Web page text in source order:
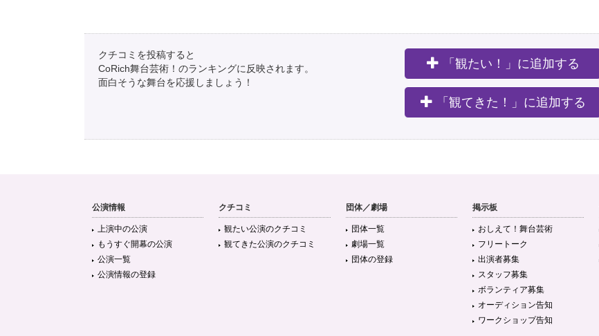
クチコミを投稿すると
CoRich舞台芸術！のランキングに反映されます。
面白そうな舞台を応援しましょう！
「観たい！」に追加する
「観てきた！」に追加する
公演情報
上演中の公演
もうすぐ開幕の公演
公演一覧
公演情報の登録
クチコミ
観たい公演のクチコミ
観てきた公演のクチコミ
団体／劇場
団体一覧
劇場一覧
団体の登録
掲示板
おしえて！舞台芸術
フリートーク
出演者募集
スタッフ募集
ボランティア募集
オーディション告知
ワークショップ告知